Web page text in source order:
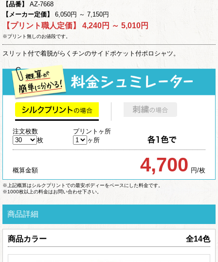
【品番】
AZ-7668
【メーカー定価】
6,050円 ～ 7,150円
【プリント職人定価】 4,240円 ～ 5,010円
※プリント無しのお値段です。
スリット付で着脱がらくチンのサイドポケット付ポロシャツ。
注文枚数
プリントヶ所
枚
ヶ所
概算金額 4,700 円/枚
※上記概算はシルクプリントでの最安ボディーをベースにした料金です。
※1000枚以上の料金はお問い合わせ下さい。
商品詳細
商品カラー 全14色